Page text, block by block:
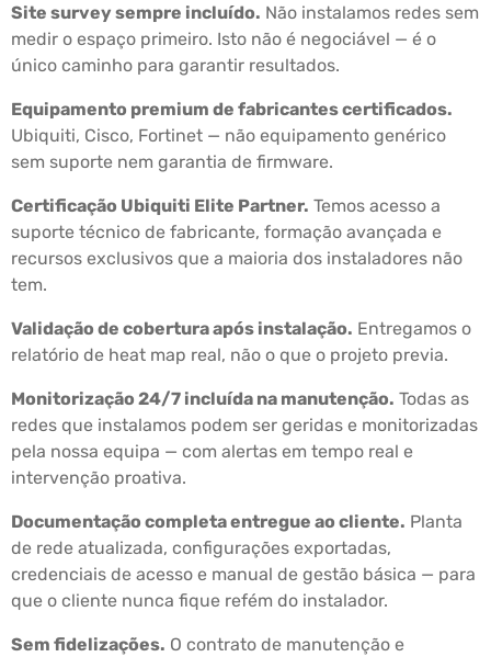
Site survey sempre incluído. Não instalamos redes sem
medir o espaço primeiro. Isto não é negociável — é o
único caminho para garantir resultados.
Equipamento premium de fabricantes certificados.
Ubiquiti, Cisco, Fortinet — não equipamento genérico
sem suporte nem garantia de firmware.
Certificação Ubiquiti Elite Partner. Temos acesso a
suporte técnico de fabricante, formação avançada e
recursos exclusivos que a maioria dos instaladores não
tem.
Validação de cobertura após instalação. Entregamos o
relatório de heat map real, não o que o projeto previa.
Monitorização 24/7 incluída na manutenção. Todas as
redes que instalamos podem ser geridas e monitorizadas
pela nossa equipa — com alertas em tempo real e
intervenção proativa.
Documentação completa entregue ao cliente. Planta
de rede atualizada, configurações exportadas,
credenciais de acesso e manual de gestão básica — para
que o cliente nunca fique refém do instalador.
Sem fidelizações. O contrato de manutenção e